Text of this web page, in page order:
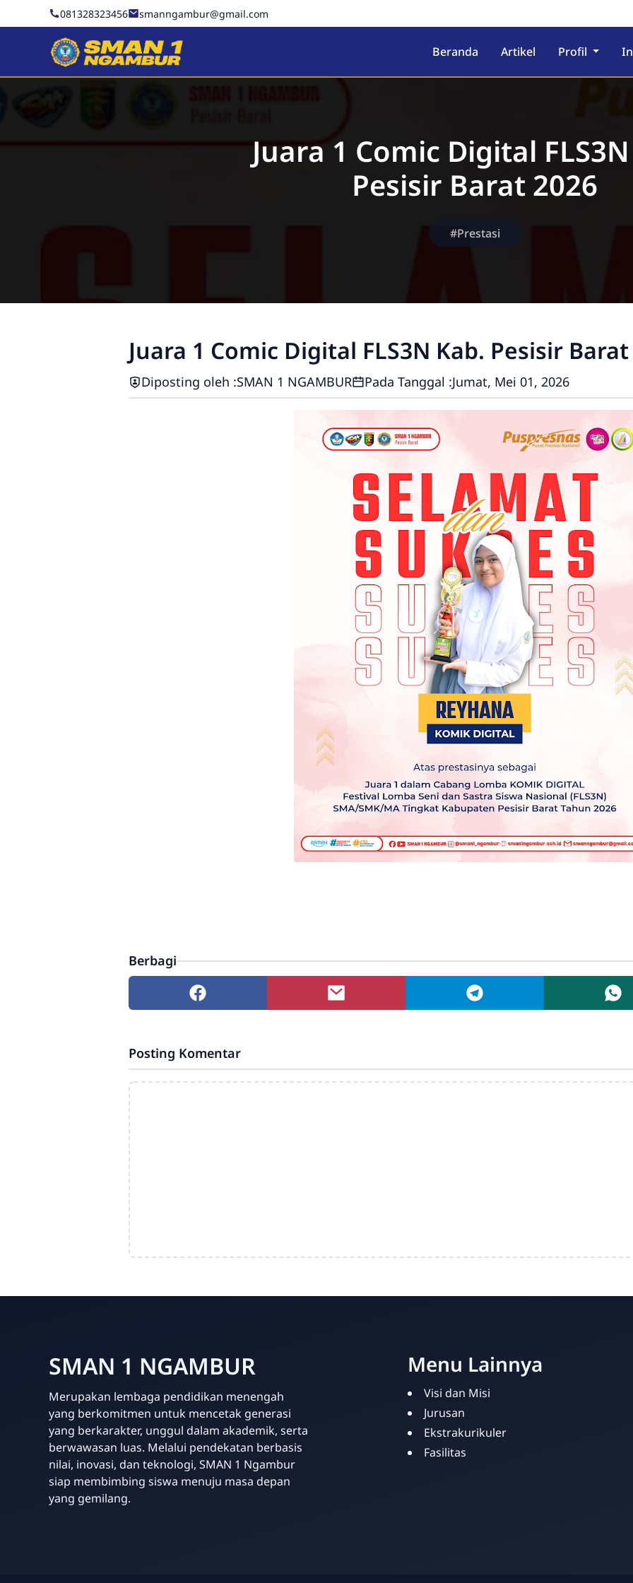
081328323456 smanngambur@gmail.com
SMAN 1 NGAMBUR Beranda Artikel Profil
Juara 1 Comic Digital
Pesisir Barat 2026
#Prestasi
Juara 1 Comic Digital FLS3N Kab. Pesisir
Diposting oleh :SMAN 1 NGAMBUR Pada Tanggal :Jumat, Mei 01, 2026
Berbagi
Posting Komentar
SMAN 1 NGAMBUR
Merupakan lembaga pendidikan menengah
yang berkomitmen untuk mencetak generasi
yang berkarakter, unggul dalam akademik, serta
berwawasan luas. Melalui pendekatan berbasis
nilai, inovasi, dan teknologi, SMAN 1 Ngambur
siap membimbing siswa menuju masa depan
yang gemilang.
Menu Lainnya
Visi dan Misi
Jurusan
Ekstrakurikuler
Fasilitas